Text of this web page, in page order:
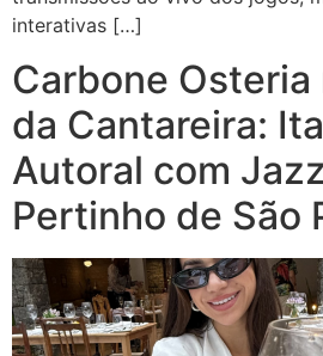
interativas […]
Carbone Osteria
da Cantareira:
Autoral com
Pertinho de São